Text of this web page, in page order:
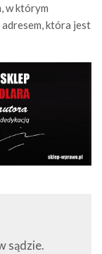
w którym
która jest
sądzie.